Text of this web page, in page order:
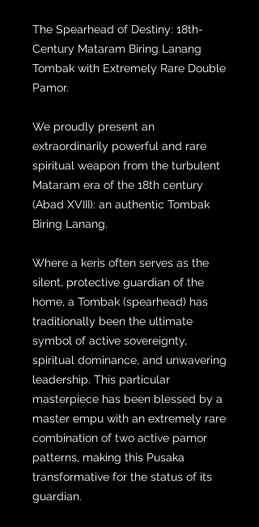
The Spearhead of Destiny: 18th-
Century Mataram Biring Lanang
Tombak with Extremely Rare Double
Pamor.
We proudly present an
extraordinarily powerful and rare
spiritual weapon from the turbulent
Mataram era of the 18th century
(Abad XVIII): an authentic Tombak
Biring Lanang.
Where a keris often serves as the
silent, protective guardian of the
home, a Tombak (spearhead) has
traditionally been the ultimate
symbol of active sovereignty,
spiritual dominance, and unwavering
leadership. This particular
masterpiece has been blessed by a
master empu with an extremely rare
combination of two active pamor
patterns, making this Pusaka
transformative for the status of its
guardian.